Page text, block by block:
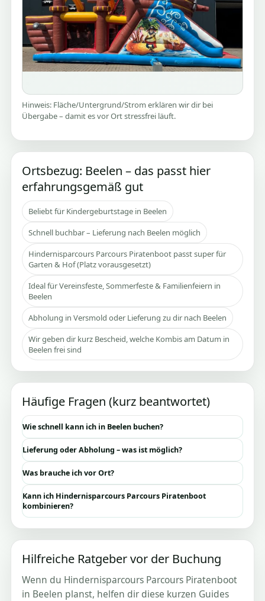
Hinweis: Fläche/Untergrund/Strom erklären wir dir bei
Übergabe – damit es vor Ort stressfrei läuft.
Ortsbezug: Beelen – das passt hier
erfahrungsgemäß gut
Beliebt für Kindergeburtstage in Beelen
Schnell buchbar – Lieferung nach Beelen möglich
Hindernisparcours Parcours Piratenboot passt super für
Garten & Hof (Platz vorausgesetzt)
Ideal für Vereinsfeste, Sommerfeste & Familienfeiern in
Beelen
Abholung in Versmold oder Lieferung zu dir nach Beelen
Wir geben dir kurz Bescheid, welche Kombis am Datum in
Beelen frei sind
Häufige Fragen (kurz beantwortet)
Wie schnell kann ich in Beelen buchen?
Lieferung oder Abholung – was ist möglich?
Was brauche ich vor Ort?
Kann ich Hindernisparcours Parcours Piratenboot
kombinieren?
Hilfreiche Ratgeber vor der Buchung
Wenn du Hindernisparcours Parcours Piratenboot
in Beelen planst, helfen dir diese kurzen Guides